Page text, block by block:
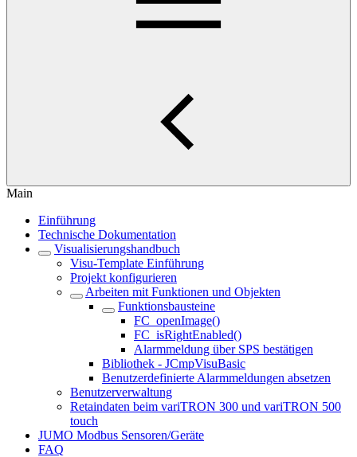
Main
Einführung
Technische Dokumentation
Visualisierungshandbuch
Visu-Template Einführung
Projekt konfigurieren
Arbeiten mit Funktionen und Objekten
Funktionsbausteine
FC_openImage()
FC_isRightEnabled()
Alarmmeldung über SPS bestätigen
Bibliothek - JCmpVisuBasic
Benutzerdefinierte Alarmmeldungen absetzen
Benutzerverwaltung
Retaindaten beim variTRON 300 und variTRON 500
touch
JUMO Modbus Sensoren/Geräte
FAQ